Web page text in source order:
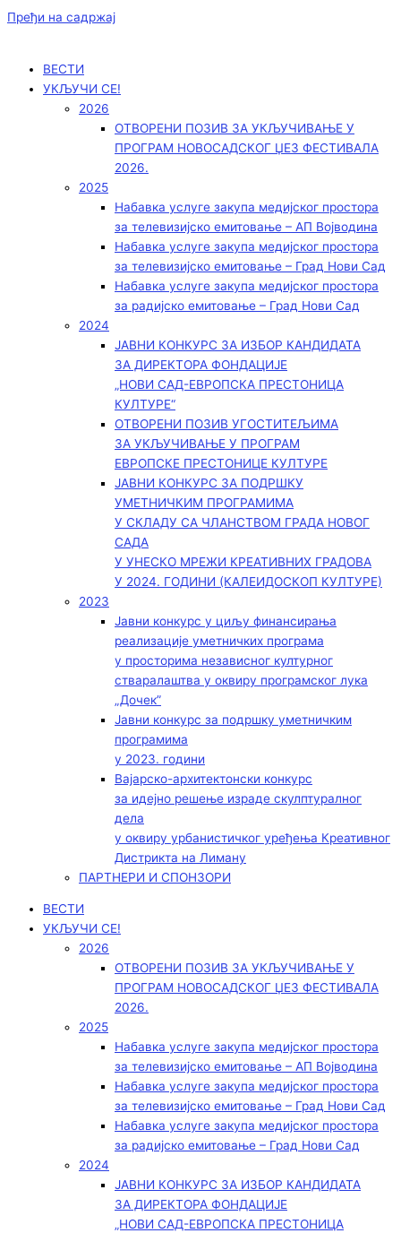
Пређи на садржај
ВЕСТИ
УКЉУЧИ СЕ!
2026
ОТВОРЕНИ ПОЗИВ ЗА УКЉУЧИВАЊЕ У
ПРОГРАМ НОВОСАДСКОГ ЏЕЗ ФЕСТИВАЛА
2026.
2025
Набавка услуге закупа медијског простора
за телевизијско емитовање – АП Војводинa
Набавка услуге закупа медијског простора
за телевизијско емитовање – Град Нови Сад
Набавка услуге закупа медијског простора
за радијско емитовање – Град Нови Сад
2024
ЈАВНИ КОНКУРС ЗА ИЗБОР КАНДИДАТА
ЗА ДИРЕКТОРА ФОНДАЦИЈЕ
„НОВИ САД-ЕВРОПСКА ПРЕСТОНИЦА
КУЛТУРЕ“
ОТВОРЕНИ ПОЗИВ УГОСТИТЕЉИМА
ЗА УКЉУЧИВАЊЕ У ПРОГРАМ
ЕВРОПСКЕ ПРЕСТОНИЦЕ КУЛТУРЕ
ЈАВНИ КОНКУРС ЗА ПОДРШКУ
УМЕТНИЧКИМ ПРОГРАМИМА
У СКЛАДУ СА ЧЛАНСТВОМ ГРАДА НОВОГ
САДА
У УНЕСКО МРЕЖИ КРЕАТИВНИХ ГРАДОВА
У 2024. ГОДИНИ (КАЛЕИДОСКОП КУЛТУРЕ)
2023
Јавни конкурс у циљу финансирања
реализације уметничких програма
у просторима независног културног
стваралаштва у оквиру програмског лука
„Дочек”
Јавни конкурс за подршку уметничким
програмима
у 2023. години
Вајарско-архитектонски конкурс
за идејно решење израде скулптуралног
дела
у оквиру урбанистичког уређења Креативног
Дистрикта на Лиману
ПАРТНЕРИ И СПОНЗОРИ
ВЕСТИ
УКЉУЧИ СЕ!
2026
ОТВОРЕНИ ПОЗИВ ЗА УКЉУЧИВАЊЕ У
ПРОГРАМ НОВОСАДСКОГ ЏЕЗ ФЕСТИВАЛА
2026.
2025
Набавка услуге закупа медијског простора
за телевизијско емитовање – АП Војводинa
Набавка услуге закупа медијског простора
за телевизијско емитовање – Град Нови Сад
Набавка услуге закупа медијског простора
за радијско емитовање – Град Нови Сад
2024
ЈАВНИ КОНКУРС ЗА ИЗБОР КАНДИДАТА
ЗА ДИРЕКТОРА ФОНДАЦИЈЕ
„НОВИ САД-ЕВРОПСКА ПРЕСТОНИЦА